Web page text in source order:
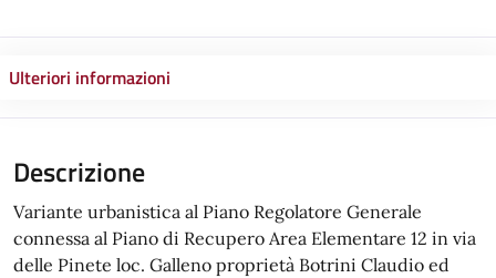
Ulteriori informazioni
Descrizione
Variante urbanistica al Piano Regolatore Generale
connessa al Piano di Recupero Area Elementare 12 in via
delle Pinete loc. Galleno proprietà Botrini Claudio ed